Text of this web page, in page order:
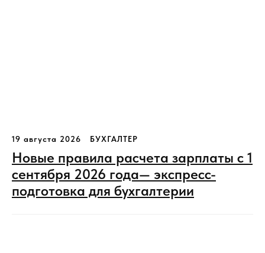
19 августа 2026 БУХГАЛТЕР
Новые правила расчета зарплаты с 1
сентября 2026 года— экспресс-
подготовка для бухгалтерии